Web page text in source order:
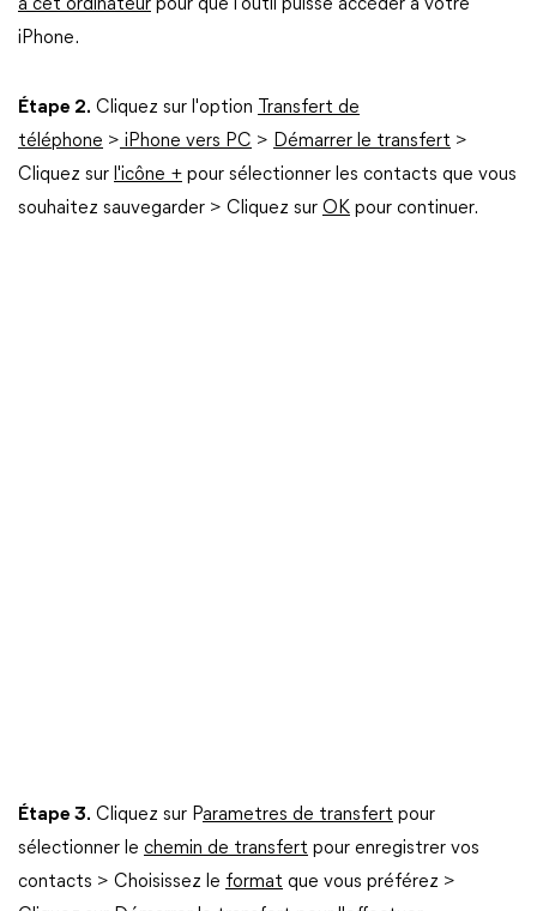
à cet ordinateur pour que l'outil puisse accéder à votre
iPhone.
Étape 2. Cliquez sur l'option
Transfert de
téléphone > iPhone vers PC > Démarrer le transfert >
Cliquez sur l'icône + pour sélectionner les contacts que vous
souhaitez sauvegarder > Cliquez sur OK pour continuer.
Étape 3. Cliquez sur Parametres de transfert pour
sélectionner le chemin de transfert pour enregistrer vos
contacts > Choisissez le format que vous préférez >